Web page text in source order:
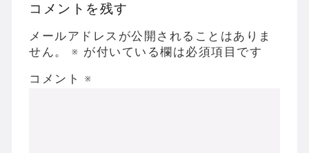
コメントを残す
メールアドレスが公開されることはありま
せん。
※ が付いている欄は必須項目です
コメント ※